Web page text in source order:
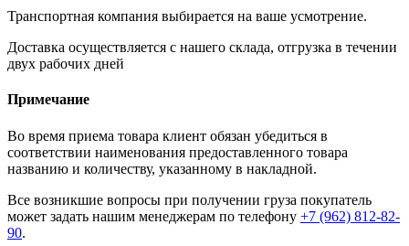
Транспортная компания выбирается на ваше усмотрение.
Доставка осуществляется с нашего склада, отгрузка в течении
двух рабочих дней
Примечание
Во время приема товара клиент обязан убедиться в
соответствии наименования предоставленного товара
названию и количеству, указанному в накладной.
Все возникшие вопросы при получении груза покупатель
может задать нашим менеджерам по телефону +7 (962) 812-82-
90.